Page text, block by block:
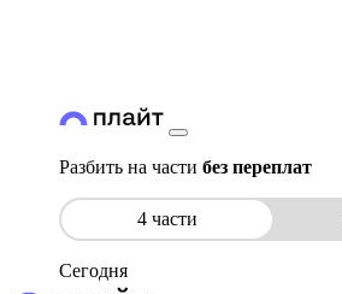
Разбить на части без переплат
4 части
Сегодня